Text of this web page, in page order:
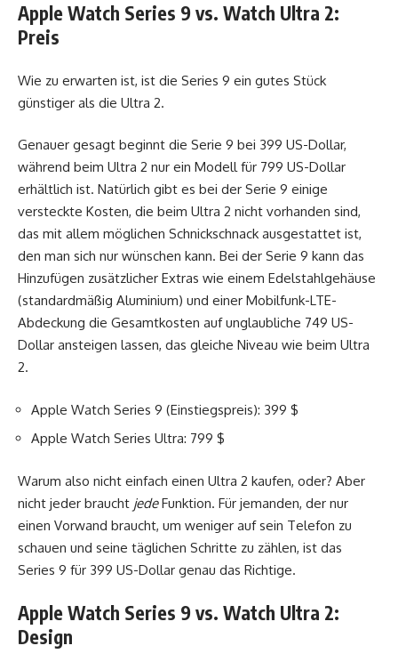
Apple Watch Series 9 vs. Watch Ultra 2:
Preis
Wie zu erwarten ist, ist die Series 9 ein gutes Stück
günstiger als die Ultra 2.
Genauer gesagt beginnt die Serie 9 bei 399 US-Dollar,
während beim Ultra 2 nur ein Modell für 799 US-Dollar
erhältlich ist. Natürlich gibt es bei der Serie 9 einige
versteckte Kosten, die beim Ultra 2 nicht vorhanden sind,
das mit allem möglichen Schnickschnack ausgestattet ist,
den man sich nur wünschen kann. Bei der Serie 9 kann das
Hinzufügen zusätzlicher Extras wie einem Edelstahlgehäuse
(standardmäßig Aluminium) und einer Mobilfunk-LTE-
Abdeckung die Gesamtkosten auf unglaubliche 749 US-
Dollar ansteigen lassen, das gleiche Niveau wie beim Ultra
2.
Apple Watch Series 9 (Einstiegspreis): 399 $
Apple Watch Series Ultra: 799 $
Warum also nicht einfach einen Ultra 2 kaufen, oder? Aber
nicht jeder braucht jedeFunktion. Für jemanden, der nur
einen Vorwand braucht, um weniger auf sein Telefon zu
schauen und seine täglichen Schritte zu zählen, ist das
Series 9 für 399 US-Dollar genau das Richtige.
Apple Watch Series 9 vs. Watch Ultra 2:
Design